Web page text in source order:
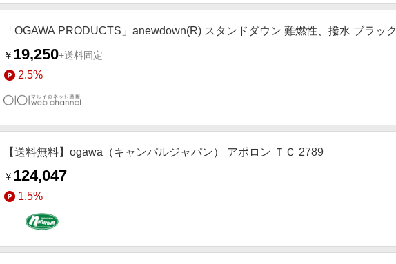
「OGAWA PRODUCTS」anewdown(R) スタンドダウン 難燃性、撥水 ブラック
￥ 19,250+送料固定
2.5%
【送料無料】ogawa（キャンパルジャパン） アポロン ＴＣ 2789
￥ 124,047
1.5%